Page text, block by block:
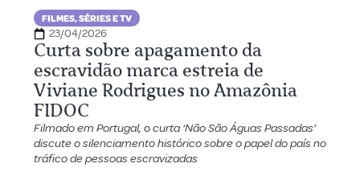
FILMES, SÉRIES E TV
23/04/2026
Curta sobre apagamento da
escravidão marca estreia de
Viviane Rodrigues no Amazônia
FIDOC
Filmado em Portugal, o curta ‘Não São Águas Passadas’
discute o silenciamento histórico sobre o papel do país no
tráfico de pessoas escravizadas